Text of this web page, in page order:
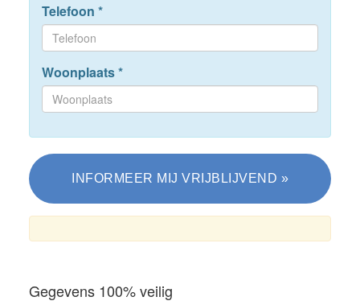
Telefoon *
Woonplaats*
Gegevens 100% veilig